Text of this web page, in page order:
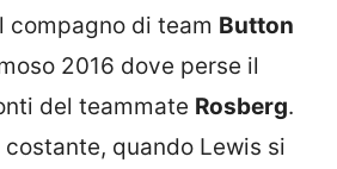
compagno di team Button
2016 dove perse il
del teammate Rosberg.
costante, quando Lewis si